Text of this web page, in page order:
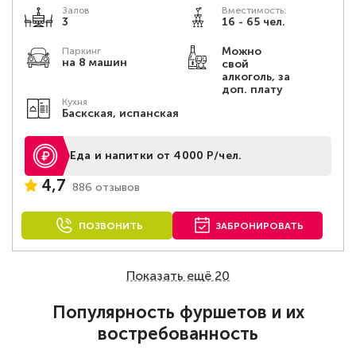
Залов
3
Вместимость:
16 - 65 чел.
Паркинг
на 8 машин
Можно
свой
алкоголь, за
доп. плату
Кухня
Баскская, испанская
Еда и напитки от 4000 Р/чел.
4,7 886 отзывов
ПОЗВОНИТЬ ЗАБРОНИРОВАТЬ
Показать ещё 20
Популярность фуршетов и их
востребованность